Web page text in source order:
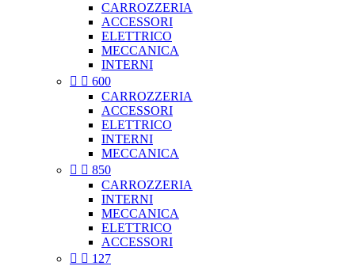
CARROZZERIA
ACCESSORI
ELETTRICO
MECCANICA
INTERNI
  600
CARROZZERIA
ACCESSORI
ELETTRICO
INTERNI
MECCANICA
  850
CARROZZERIA
INTERNI
MECCANICA
ELETTRICO
ACCESSORI
  127